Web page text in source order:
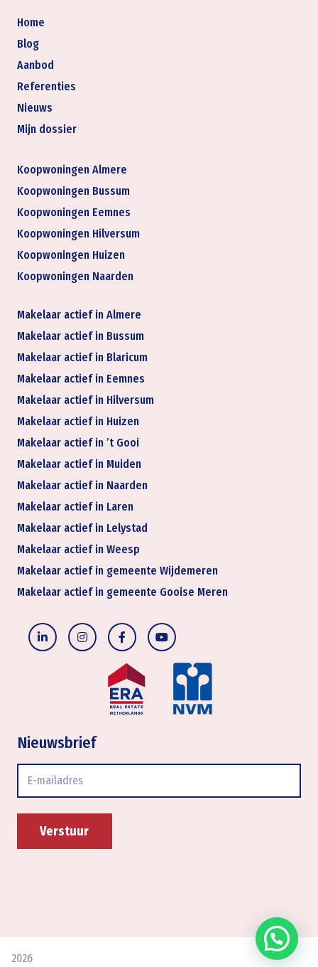
Home
Blog
Aanbod
Referenties
Nieuws
Mijn dossier
Koopwoningen Almere
Koopwoningen Bussum
Koopwoningen Eemnes
Koopwoningen Hilversum
Koopwoningen Huizen
Koopwoningen Naarden
Makelaar actief in Almere
Makelaar actief in Bussum
Makelaar actief in Blaricum
Makelaar actief in Eemnes
Makelaar actief in Hilversum
Makelaar actief in Huizen
Makelaar actief in ’t Gooi
Makelaar actief in Muiden
Makelaar actief in Naarden
Makelaar actief in Laren
Makelaar actief in Lelystad
Makelaar actief in Weesp
Makelaar actief in gemeente Wijdemeren
Makelaar actief in gemeente Gooise Meren
Nieuwsbrief
2026